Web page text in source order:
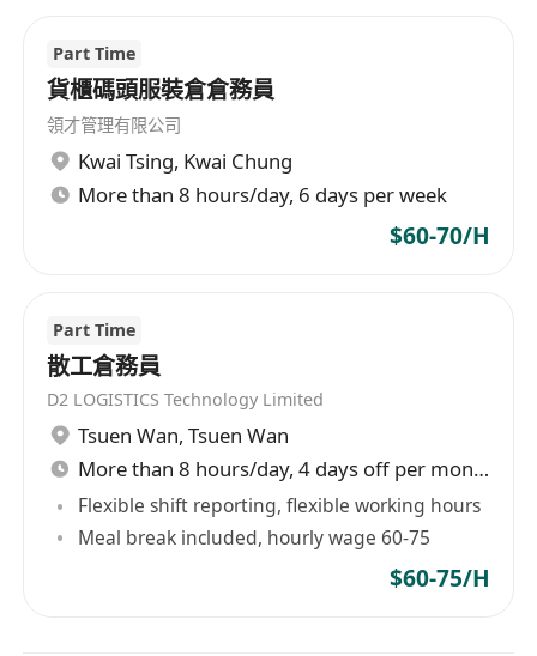
Part Time
貨櫃碼頭服裝倉倉務員
領才管理有限公司
Kwai Tsing, Kwai Chung
More than 8 hours/day, 6 days per week
$60-70/H
Part Time
散工倉務員
D2 LOGISTICS Technology Limited
Tsuen Wan, Tsuen Wan
More than 8 hours/day, 4 days off per month
Flexible shift reporting, flexible working hours
Meal break included, hourly wage 60-75
$60-75/H